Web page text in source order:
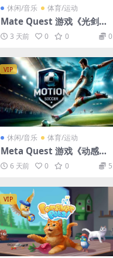
休闲/音乐 体育/运动
Mate Quest 游戏《光剑节
奏+解锁DLC版》Beat Sabe
r +DLC全解锁
3 天前 0 0 0
VIP
休闲/音乐 体育/运动
Meta Quest 游戏《动感足
球VR》Motion Soccer VR
6 天前 0 0 5
VIP